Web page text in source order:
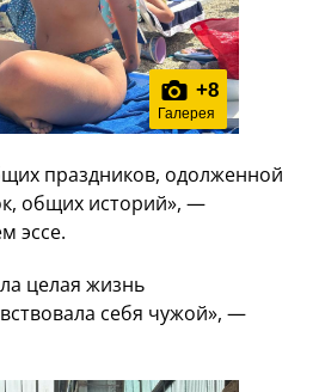
+8
Галерея
праздников, одолженной
общих историй», —
эссе.
целая жизнь
себя чужой», —